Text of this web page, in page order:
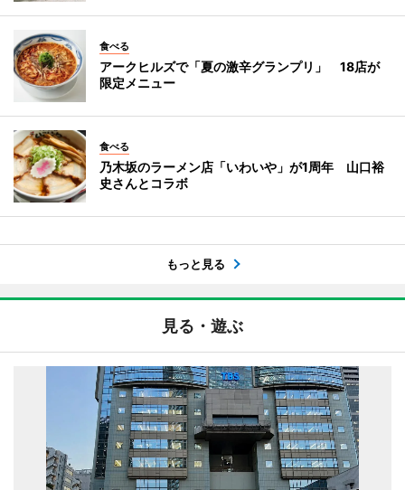
食べる
アークヒルズで「夏の激辛グランプリ」 18店が
限定メニュー
食べる
乃木坂のラーメン店「いわいや」が1周年 山口裕
史さんとコラボ
もっと見る
見る・遊ぶ